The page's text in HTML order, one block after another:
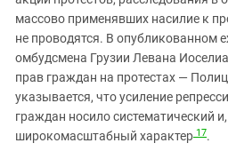
массово применявших насилие к
не проводятся. В опубликованном
омбудсмена Грузии Левана
прав граждан на протестах —
указывается, что усиление
граждан носило систематический
широкомасштабный характер 17.